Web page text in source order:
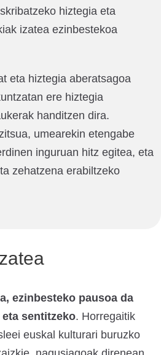
hiztegia eta
izatea ezinbestekoa
eta hiztegia aberatsagoa
ere hiztegia
handitzen dira.
umearekin etengabe
inguruan hitz egitea, eta
zehatzena erabiltzeko
ezinbesteko pausoa da
sentitzeko. Horregaitik
euskal kulturari buruzko